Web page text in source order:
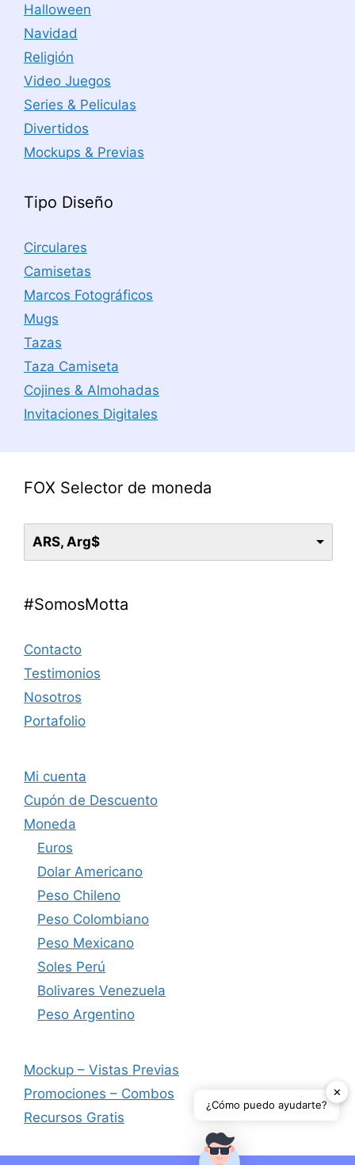
Halloween
Navidad
Religión
Video Juegos
Series & Peliculas
Divertidos
Mockups & Previas
Tipo Diseño
Circulares
Camisetas
Marcos Fotográficos
Mugs
Tazas
Taza Camiseta
Cojines & Almohadas
Invitaciones Digitales
FOX Selector de moneda
ARS, Arg$
#SomosMotta
Contacto
Testimonios
Nosotros
Portafolio
Mi cuenta
Cupón de Descuento
Moneda
Euros
Dolar Americano
Peso Chileno
Peso Colombiano
Peso Mexicano
Soles Perú
Bolivares Venezuela
Peso Argentino
Mockup – Vistas Previas
Promociones – Combos
Recursos Gratis
✕
¿Cómo puedo ayudarte?